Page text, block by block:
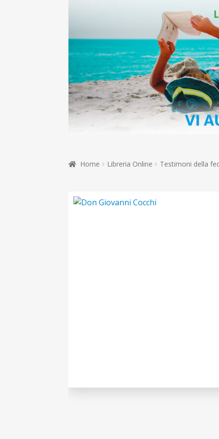
Home Libreria Online Testimoni della